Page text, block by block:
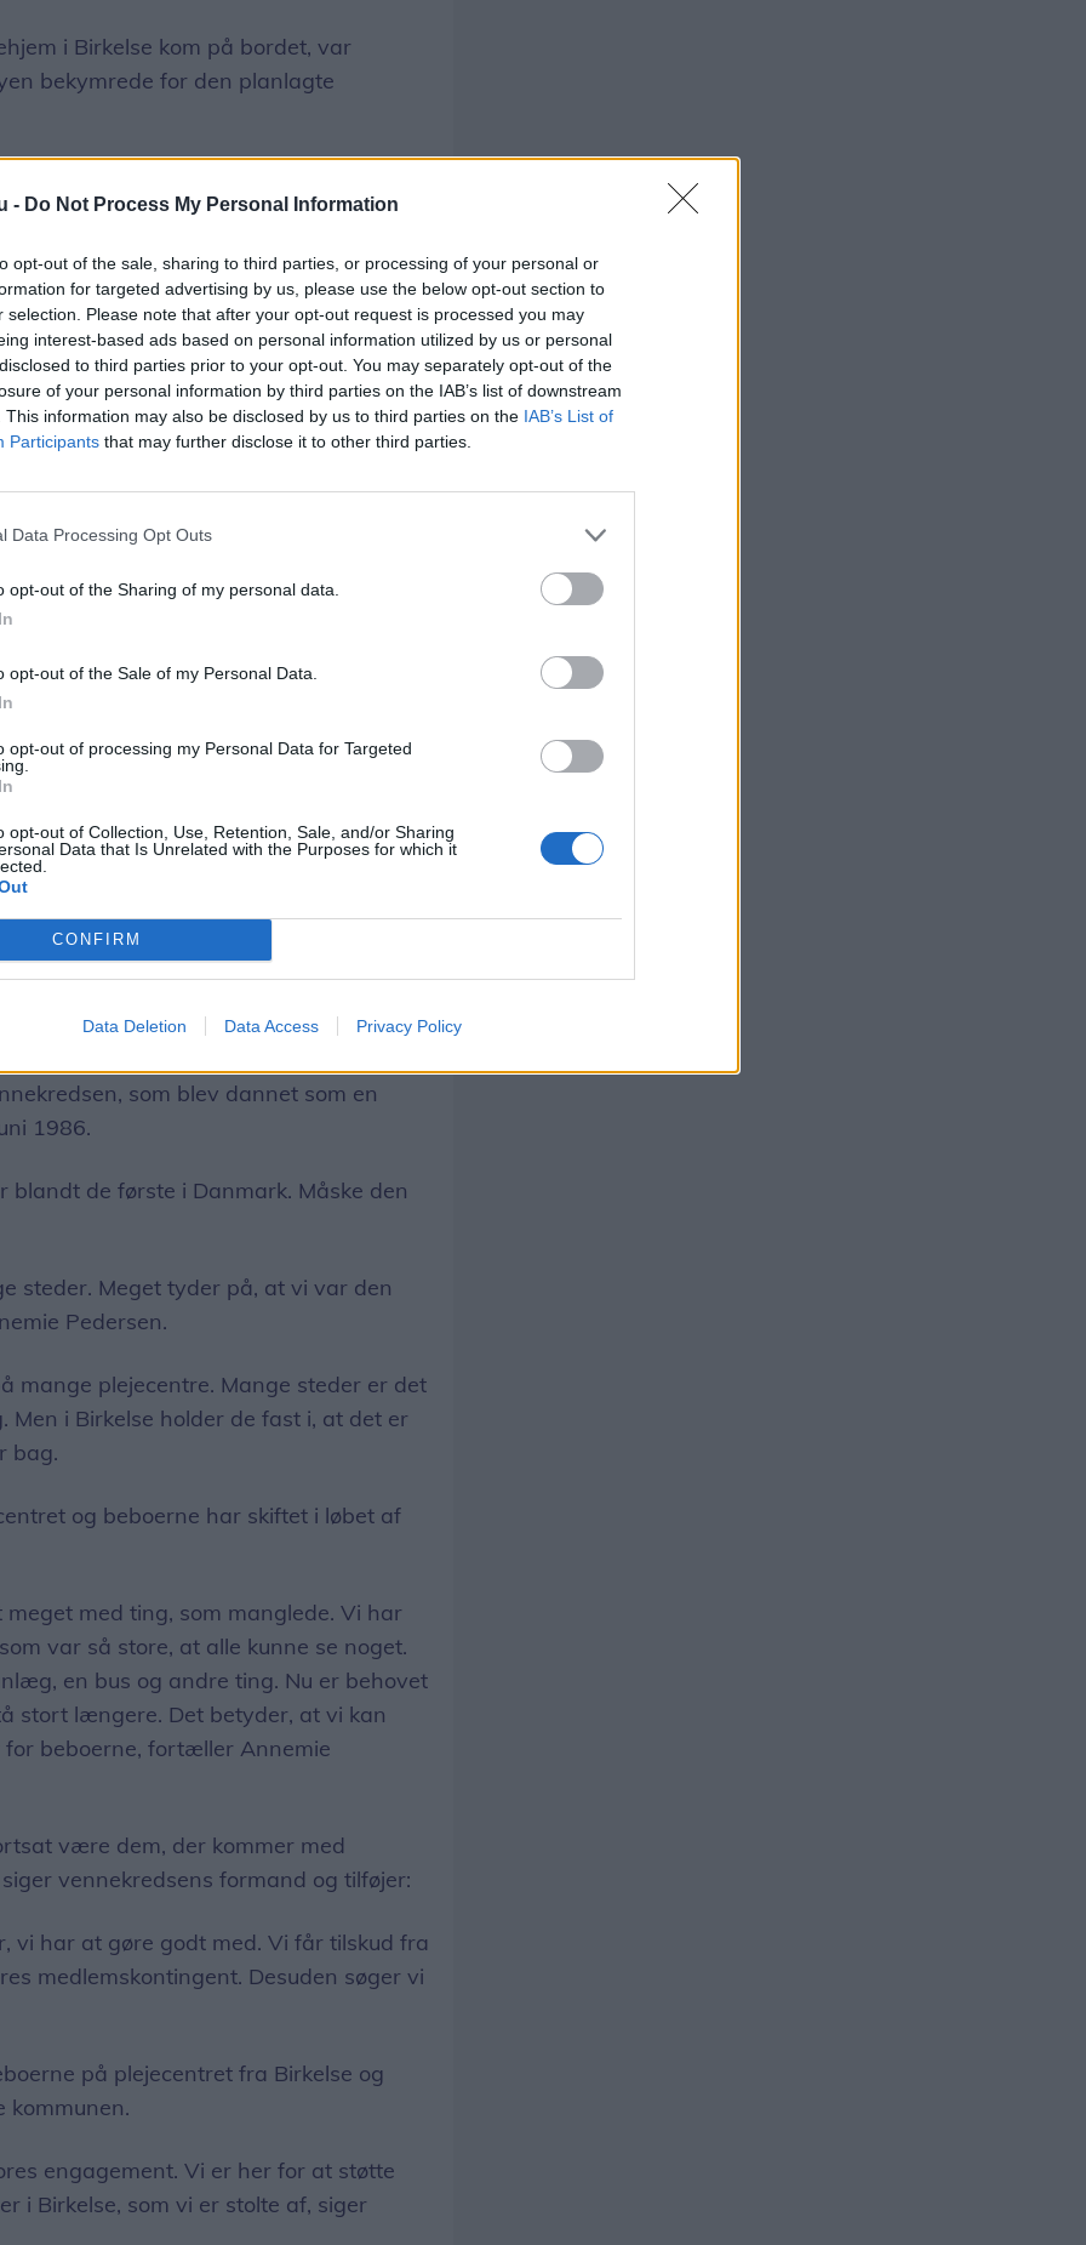
- Do Not Process My Personal Information
opt-out of the sale, sharing to third parties, or processing of your personal or
for targeted advertising by us, please use the below opt-out section to
selection. Please note that after your opt-out request is processed you may
interest-based ads based on personal information utilized by us or personal
to third parties prior to your opt-out. You may separately opt-out of the
of your personal information by third parties on the IAB’s list of downstream
This information may also be disclosed by us to third parties on the IAB’s List of
Participants that may further disclose it to other third parties.
Data Processing Opt Outs
opt-out of the Sharing of my personal data.
opt-out of the Sale of my Personal Data.
opt-out of processing my Personal Data for Targeted
opt-out of Collection, Use, Retention, Sale, and/or Sharing
Data that Is Unrelated with the Purposes for which it
CONFIRM
Data Deletion Data Access Privacy Policy
i Birkelse kom på bordet, var
bekymrede for den planlagte
lidt gemt væk. Vi ønskede en mere
kunne følge med i byens liv,
og hvis Annemie skal være
med, at politikerne dengang stod fast.
tænkte: De gamle skal ikke gemmes
aktiviteter for dem, så de ikke føler
Pedersen.
som blev dannet som en
1986.
blandt de første i Danmark. Måske den
steder. Meget tyder på, at vi var den
Pedersen.
mange plejecentre. Mange steder er det
i Birkelse holder de fast i, at det er
bag.
og beboerne har skiftet i løbet af
med ting, som manglede. Vi har
var så store, at alle kunne se noget.
en bus og andre ting. Nu er behovet
stort længere. Det betyder, at vi kan
beboerne, fortæller Annemie
være dem, der kommer med
vennekredsens formand og tilføjer:
vi har at gøre godt med. Vi får tilskud fra
medlemskontingent. Desuden søger vi
på plejecentret fra Birkelse og
kommunen.
engagement. Vi er her for at støtte
i Birkelse, som vi er stolte af, siger